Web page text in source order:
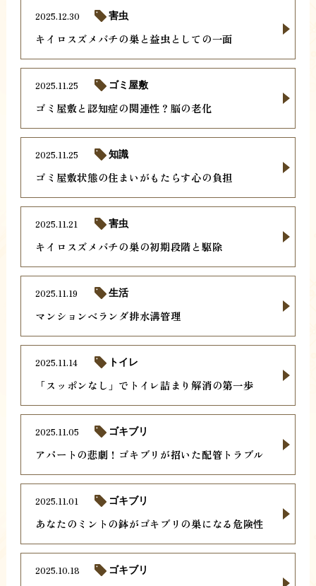
キイロスズメバチの巣と益虫としての一面
2025.12.30 害虫
ゴミ屋敷と認知症の関連性？脳の老化
2025.11.25 ゴミ屋敷
ゴミ屋敷状態の住まいがもたらす心の負担
2025.11.25 知識
キイロスズメバチの巣の初期段階と駆除
2025.11.21 害虫
マンションベランダ排水溝管理
2025.11.19 生活
「スッポンなし」でトイレ詰まり解消の第一歩
2025.11.14 トイレ
アパートの悲劇！ゴキブリが招いた配管トラブル
2025.11.05 ゴキブリ
あなたのミントの鉢がゴキブリの巣になる危険性
2025.11.01 ゴキブリ
2025.10.18 ゴキブリ